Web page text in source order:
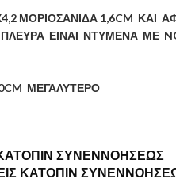
ΜΟΡΙΟΣΑΝΙΔΑ 1,6CM ΚΑΙ
ΕΙΝΑΙ ΝΤΥΜΕΝΑ ΜΕ
ΜΕΓΑΛΥΤΕΡΟ
ΣΥΝΕΝΝΟΗΣΕΩΣ
ΚΑΤΟΠΙΝ